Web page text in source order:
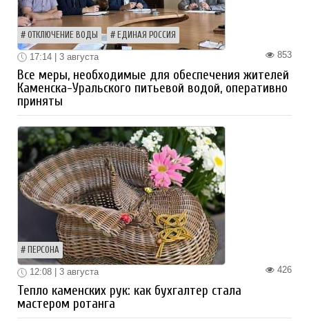
ОТКЛЮЧЕНИЕ ВОДЫ ЕДИНАЯ РОССИЯ
853
17:14 | 3 августа
Все меры, необходимые для обеспечения жителей
Каменска-Уральского питьевой водой, оперативно
приняты
ПЕРСОНА
426
12:08 | 3 августа
Тепло каменских рук: как бухгалтер стала
мастером ротанга